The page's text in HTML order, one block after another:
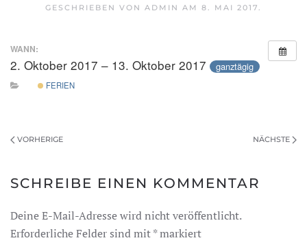
GESCHRIEBEN VON ADMIN AM 8. MAI 2017.
WANN:
2. Oktober 2017 – 13. Oktober 2017 ganztägig
FERIEN
VORHERIGE NÄCHSTE
SCHREIBE EINEN KOMMENTAR
Deine E-Mail-Adresse wird nicht veröffentlicht.
Erforderliche Felder sind mit*markiert